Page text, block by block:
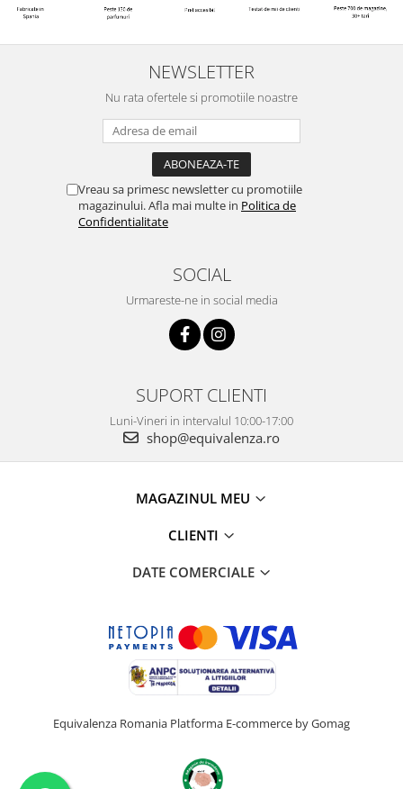
NEWSLETTER
Nu rata ofertele si promotiile noastre
Vreau sa primesc newsletter cu promotiile
magazinului. Afla mai multe in Politica de
Confidentialitate
SOCIAL
Urmareste-ne in social media
SUPORT CLIENTI
Luni-Vineri in intervalul 10:00-17:00
shop@equivalenza.ro
MAGAZINUL MEU
CLIENTI
DATE COMERCIALE
Equivalenza Romania Platforma E-commerce by Gomag